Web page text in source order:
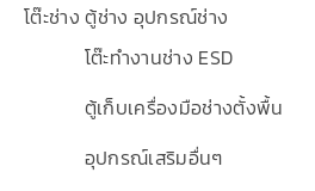
โต๊ะช่าง ตู้ช่าง อุปกรณ์ช่าง
โต๊ะทำงานช่าง ESD
ตู้เก็บเครื่องมือช่างตั้งพื้น
อุปกรณ์เสริมอื่นๆ